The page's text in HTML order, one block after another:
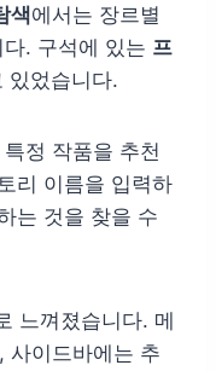
색에서는 장르별
. 구석에 있는 프
있었습니다.
정 작품을 추천
리 이름을 입력하
는 것을 찾을 수
느껴졌습니다. 메
사이드바에는 추